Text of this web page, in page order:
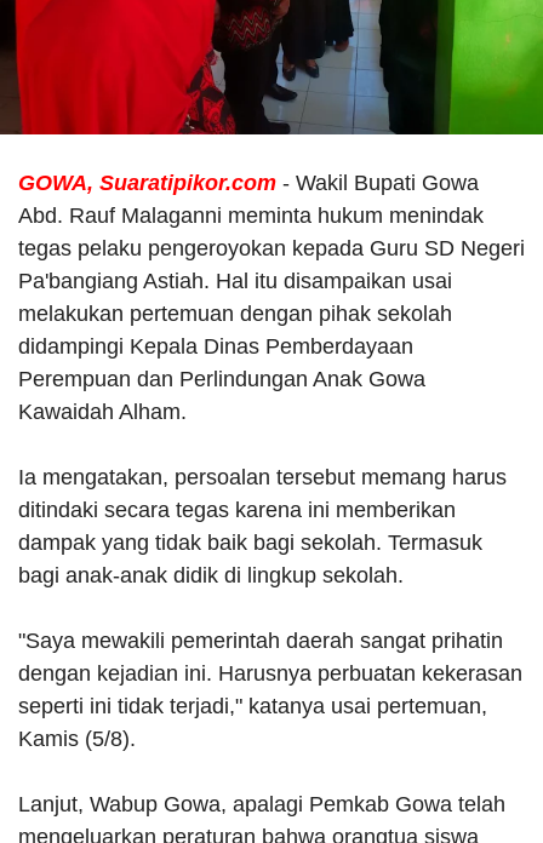
GOWA, Suaratipikor.com - Wakil Bupati Gowa
Abd. Rauf Malaganni meminta hukum menindak
tegas pelaku pengeroyokan kepada Guru SD Negeri
Pa'bangiang Astiah. Hal itu disampaikan usai
melakukan pertemuan dengan pihak sekolah
didampingi Kepala Dinas Pemberdayaan
Perempuan dan Perlindungan Anak Gowa
Kawaidah Alham.
Ia mengatakan, persoalan tersebut memang harus
ditindaki secara tegas karena ini memberikan
dampak yang tidak baik bagi sekolah. Termasuk
bagi anak-anak didik di lingkup sekolah.
"Saya mewakili pemerintah daerah sangat prihatin
dengan kejadian ini. Harusnya perbuatan kekerasan
seperti ini tidak terjadi," katanya usai pertemuan,
Kamis (5/8).
Lanjut, Wabup Gowa, apalagi Pemkab Gowa telah
mengeluarkan peraturan bahwa orangtua siswa